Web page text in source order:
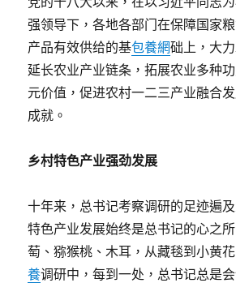
强领导下，各地各部门在保障国家
产品有效供给的基包養網础上，大
延长农业产业链条，拓展农业多种
元价值，促进农村一二三产业融合
成就。
乡村特色产业强劲发展
十年来，总书记考察调研的足迹遍
特色产业发展始终是总书记的心之
萄、猕猴桃、木耳，从藏毯到小黄
養调研中，每到一处，总书记总是